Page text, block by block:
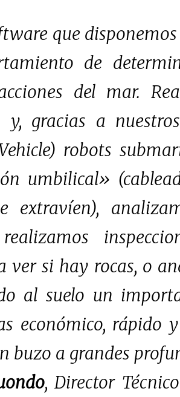
que
de
del mar.
y, gracias a
robots
umbilical»
extravíen),
ver si hay rocas, o
al suelo un
económico, rápido
buzo a grandes
, Director